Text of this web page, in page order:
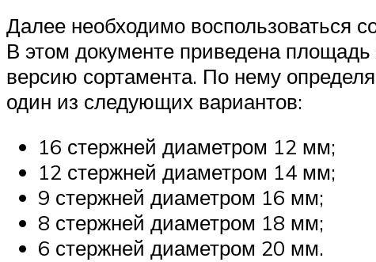
Далее необходимо воспользоваться
В этом документе приведена
версию сортамента. По нему
один из следующих вариантов:
16 стержней диаметром 12 мм;
12 стержней диаметром 14 мм;
9 стержней диаметром 16 мм;
8 стержней диаметром 18 мм;
6 стержней диаметром 20 мм.